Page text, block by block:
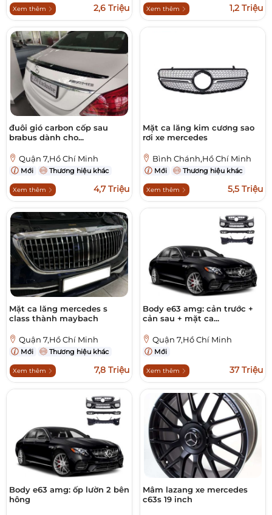
Xem thêm 2,6 Triệu Xem thêm 1,2 Triệu
đuôi gió carbon cốp sau
brabus dành cho...
Quận 7,Hồ Chí Minh
Mới Thương hiệu khác
Xem thêm 4,7 Triệu
Mặt ca lăng kim cương sao
rơi xe mercedes
Bình Chánh,Hồ Chí Minh
Mới Thương hiệu khác
Xem thêm 5,5 Triệu
Mặt ca lăng mercedes s
class thành maybach
Quận 7,Hồ Chí Minh
Mới Thương hiệu khác
Xem thêm 7,8 Triệu
Body e63 amg: cản trước +
cản sau + mặt ca...
Quận 7,Hồ Chí Minh
Mới
Xem thêm 37 Triệu
Body e63 amg: ốp lườn 2 bên
hông
Mâm lazang xe mercedes
c63s 19 inch